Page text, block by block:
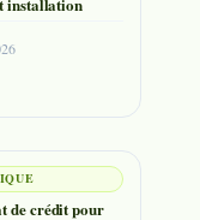
de crédit pour